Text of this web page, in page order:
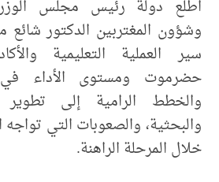
اطلع دولة رئيس مجلس
وشؤون المغتربين الدكتور
سير العملية التعليمية
حضرموت ومستوى الأداء في
والخطط الرامية إلى تطوير
والبحثية، والصعوبات التي تواجه
خلال المرحلة الراهنة.